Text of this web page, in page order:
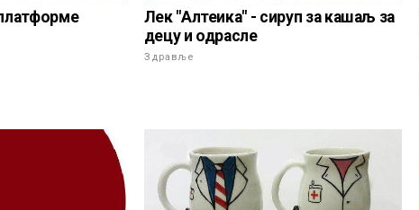
Лек "Алтеика" - сируп за кашаљ за
децу и одрасле
Здравље